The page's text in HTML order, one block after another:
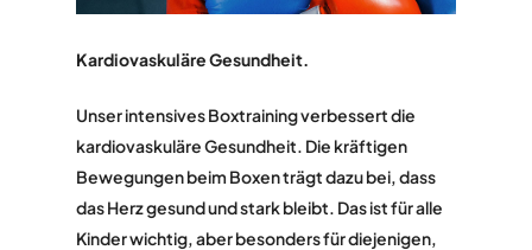
Kardiovaskuläre Gesundheit.
Unser intensives Boxtraining verbessert die
kardiovaskuläre Gesundheit. Die kräftigen
Bewegungen beim Boxen trägt dazu bei, dass
das Herz gesund und stark bleibt. Das ist für alle
Kinder wichtig, aber besonders für diejenigen,